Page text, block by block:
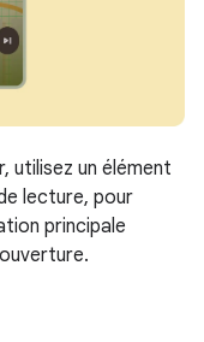
utilisez un élément
lecture, pour
principale